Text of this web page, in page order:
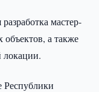
мастер-
а также
локации.
Республики